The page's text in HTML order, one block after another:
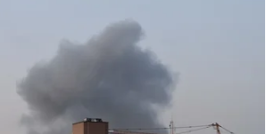
tục dịch chuyển (trong chuỗi).
di chuyển tài chính thường
chuỗi cung lại có tính chất